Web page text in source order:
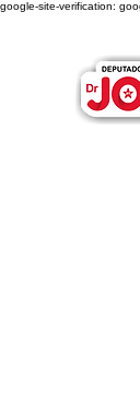
google-site-verification: